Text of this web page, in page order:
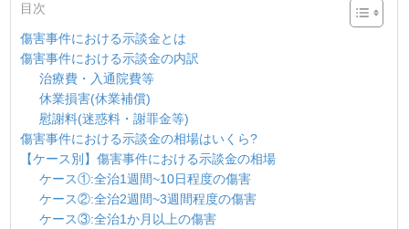
目次
傷害事件における示談金とは
傷害事件における示談金の内訳
治療費・入通院費等
休業損害(休業補償)
慰謝料(迷惑料・謝罪金等)
傷害事件における示談金の相場はいくら?
【ケース別】傷害事件における示談金の相場
ケース①:全治1週間~10日程度の傷害
ケース②:全治2週間~3週間程度の傷害
ケース③:全治1か月以上の傷害